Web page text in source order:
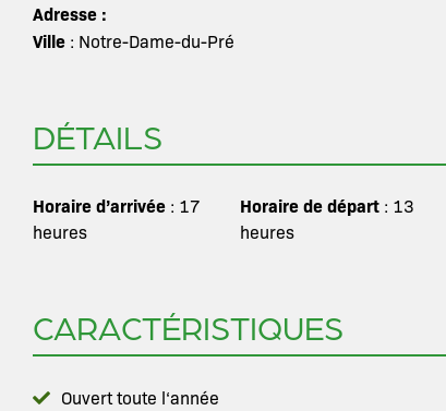
Adresse :
Ville : Notre-Dame-du-Pré
DÉTAILS
Horaire d’arrivée : 17
heures
Horaire de départ: 13
heures
CARACTÉRISTIQUES
Ouvert toute l‘année